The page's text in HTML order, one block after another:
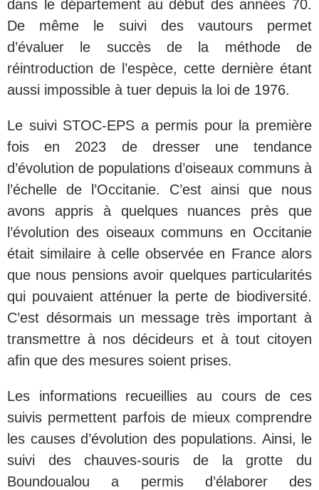
dans le département au début des années 70.
De même le suivi des vautours permet
d’évaluer le succès de la méthode de
réintroduction de l’espèce, cette dernière étant
aussi impossible à tuer depuis la loi de 1976.
Le suivi STOC-EPS a permis pour la première
fois en 2023 de dresser une tendance
d’évolution de populations d’oiseaux communs à
l’échelle de l’Occitanie. C’est ainsi que nous
avons appris à quelques nuances près que
l’évolution des oiseaux communs en Occitanie
était similaire à celle observée en France alors
que nous pensions avoir quelques particularités
qui pouvaient atténuer la perte de biodiversité.
C’est désormais un message très important à
transmettre à nos décideurs et à tout citoyen
afin que des mesures soient prises.
Les informations recueillies au cours de ces
suivis permettent parfois de mieux comprendre
les causes d’évolution des populations. Ainsi, le
suivi des chauves-souris de la grotte du
Boundoualou a permis d’élaborer des